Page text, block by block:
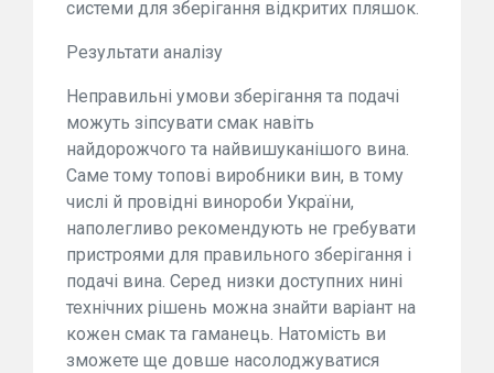
системи для зберігання відкритих пляшок.
Результати аналізу
Неправильні умови зберігання та подачі
можуть зіпсувати смак навіть
найдорожчого та найвишуканішого вина.
Саме тому топові виробники вин, в тому
числі й провідні винороби України,
наполегливо рекомендують не гребувати
пристроями для правильного зберігання і
подачі вина. Серед низки доступних нині
технічних рішень можна знайти варіант на
кожен смак та гаманець. Натомість ви
зможете ще довше насолоджуватися